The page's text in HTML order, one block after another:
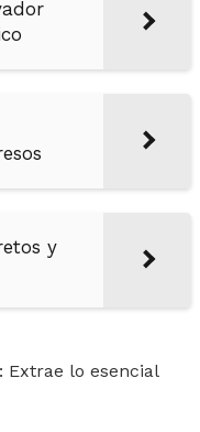
y
Extrae lo esencial